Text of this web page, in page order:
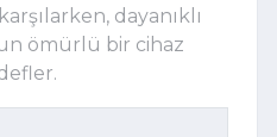
dayanıklı
ömürlü bir cihaz